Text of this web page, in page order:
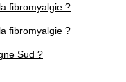
fibromyalgie ?
fibromyalgie ?
Sud ?